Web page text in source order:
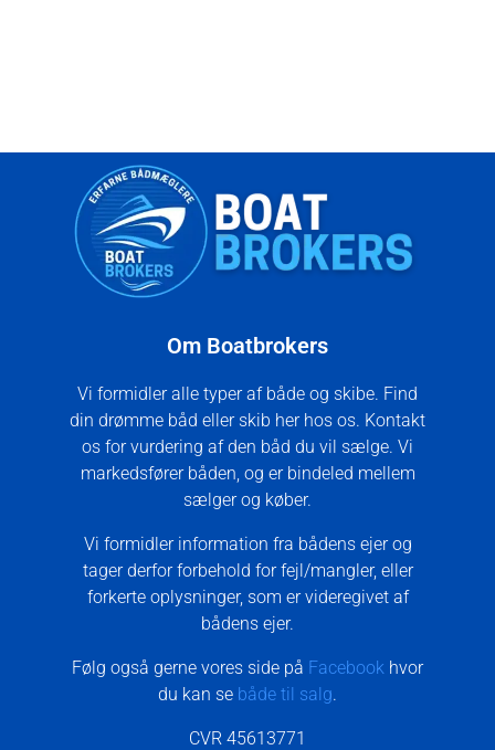
Om Boatbrokers
Vi formidler alle typer af både og skibe. Find
din drømme båd eller skib her hos os. Kontakt
os for vurdering af den båd du vil sælge. Vi
markedsfører båden, og er bindeled mellem
sælger og køber.
Vi formidler information fra bådens ejer og
tager derfor forbehold for fejl/mangler, eller
forkerte oplysninger, som er videregivet af
bådens ejer.
Følg også gerne vores side på Facebook hvor
du kan se både til salg.
CVR 45613771